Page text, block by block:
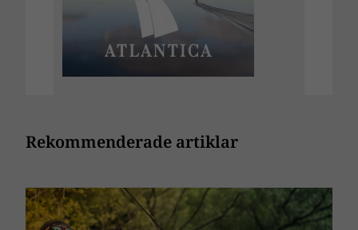
Rekommenderade artiklar